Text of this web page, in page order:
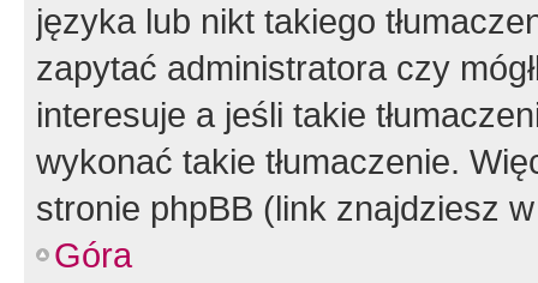
języka lub nikt takiego
zapytać administratora czy
interesuje a jeśli takie
wykonać takie tłumaczenie.
stronie phpBB (link znajdziesz
Góra